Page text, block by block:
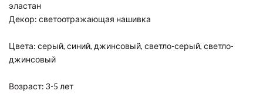
эластан
Декор: светоотражающая нашивка
Цвета: серый, синий, джинсовый, светло-серый, светло-
джинсовый
Возраст: 3-5 лет